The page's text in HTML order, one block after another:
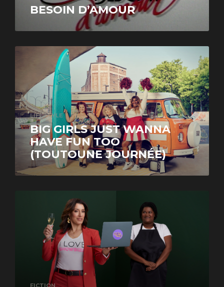
BESOIN D’AMOUR
LIFESTYLE
BIG GIRLS JUST WANNA
HAVE FUN TOO
(TOUTOUNE JOURNÉE)
FICTION